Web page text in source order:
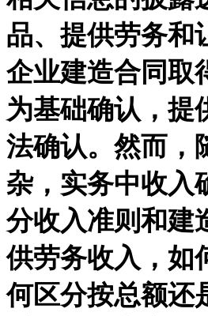
品、提供劳务和
企业建造合同取
为基础确认，提
法确认。然而，
杂，实务中收入
分收入准则和建
供劳务收入，如
何区分按总额还